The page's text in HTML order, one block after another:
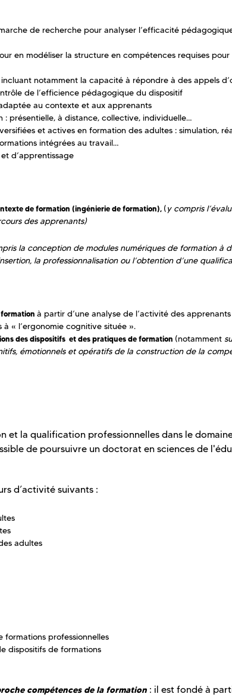
de recherche pour analyser l’efficacité
en modéliser la structure en compétences requises pour
notamment la capacité à répondre à des appels
de l’efficience pédagogique du dispositif
au contexte et aux apprenants
présentielle, à distance, collective, individuelle…
et actives en formation des adultes : simulation,
intégrées au travail…
d’apprentissage
de formation (ingénierie de formation), (y compris
des apprenants)
la conception de modules numériques de formation à
la professionnalisation ou l’obtention d’une
à partir d’une analyse de l’activité des
« l’ergonomie cognitive située ».
des dispositifs et des pratiques de formation (notamment
émotionnels et opératifs de la construction de la
et la qualification professionnelles dans le
de poursuivre un doctorat en sciences de
d’activité suivants :
adultes
professionnelles
dispositifs de formations
compétences de la formation : il est fondé à